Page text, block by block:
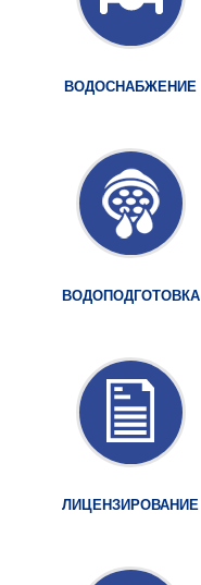
ВОДОСНАБЖЕНИЕ
ВОДОПОДГОТОВКА
ЛИЦЕНЗИРОВАНИЕ